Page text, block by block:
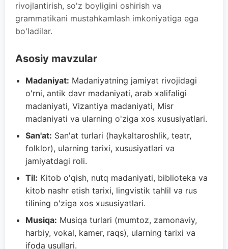
rivojlantirish, so'z boyligini oshirish va
grammatikani mustahkamlash imkoniyatiga ega
bo'ladilar.
Asosiy mavzular
Madaniyat: Madaniyatning jamiyat rivojidagi
o'rni, antik davr madaniyati, arab xalifaligi
madaniyati, Vizantiya madaniyati, Misr
madaniyati va ularning o'ziga xos xususiyatlari.
San'at: San'at turlari (haykaltaroshlik, teatr,
folklor), ularning tarixi, xususiyatlari va
jamiyatdagi roli.
Til: Kitob o'qish, nutq madaniyati, biblioteka va
kitob nashr etish tarixi, lingvistik tahlil va rus
tilining o'ziga xos xususiyatlari.
Musiqa: Musiqa turlari (mumtoz, zamonaviy,
harbiy, vokal, kamer, raqs), ularning tarixi va
ifoda usullari.